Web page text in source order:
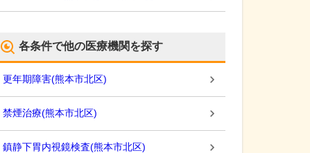
各条件で他の医療機関を探す
更年期障害(熊本市北区)
禁煙治療(熊本市北区)
鎮静下胃内視鏡検査(熊本市北区)